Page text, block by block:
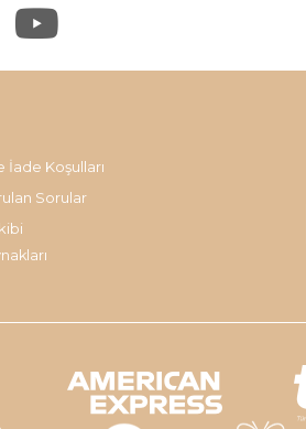
İade Koşulları
Sorular